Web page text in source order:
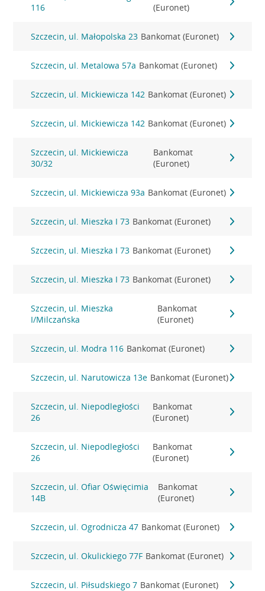
116
(Euronet)
Szczecin, ul. Małopolska 23 Bankomat (Euronet)
Szczecin, ul. Metalowa 57a Bankomat (Euronet)
Szczecin, ul. Mickiewicza 142 Bankomat (Euronet)
Szczecin, ul. Mickiewicza 142 Bankomat (Euronet)
Szczecin, ul. Mickiewicza
30/32
Bankomat
(Euronet)
Szczecin, ul. Mickiewicza 93a Bankomat (Euronet)
Szczecin, ul. Mieszka I 73 Bankomat (Euronet)
Szczecin, ul. Mieszka I 73 Bankomat (Euronet)
Szczecin, ul. Mieszka I 73 Bankomat (Euronet)
Szczecin, ul. Mieszka
I/Milczańska
Bankomat
(Euronet)
Szczecin, ul. Modra 116 Bankomat (Euronet)
Szczecin, ul. Narutowicza 13e Bankomat (Euronet)
Szczecin, ul. Niepodległości
26
Bankomat
(Euronet)
Szczecin, ul. Niepodległości
26
Bankomat
(Euronet)
Szczecin, ul. Ofiar Oświęcimia
14B
Bankomat
(Euronet)
Szczecin, ul. Ogrodnicza 47 Bankomat (Euronet)
Szczecin, ul. Okulickiego 77F Bankomat (Euronet)
Szczecin, ul. Piłsudskiego 7 Bankomat (Euronet)